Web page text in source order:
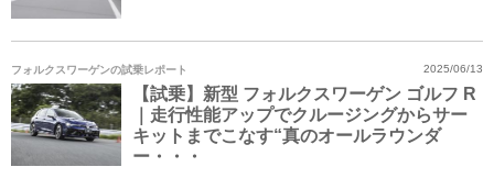
フォルクスワーゲンの試乗レポート 2025/06/13
【試乗】新型 フォルクスワーゲン ゴルフ R
｜走行性能アップでクルージングからサー
キットまでこなす“真のオールラウンダ
ー・・・